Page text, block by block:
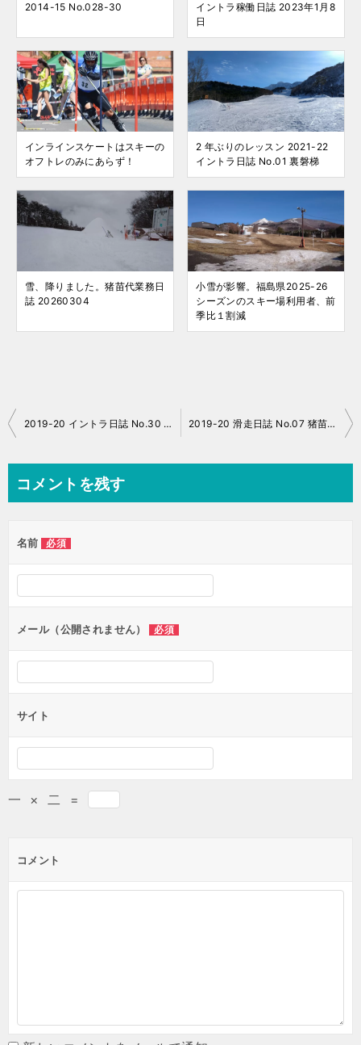
2014-15 No.028-30
イントラ稼働日誌 2023年1月8
日
インラインスケートはスキーの
オフトレのみにあらず！
2 年ぶりのレッスン 2021-22
イントラ日誌 No.01 裏磐梯
雪、降りました。猪苗代業務日
誌 20260304
小雪が影響。福島県2025-26
シーズンのスキー場利用者、前
季比１割減
投
ビ
ー
シ
ョ
ン
2019-20 イントラ日誌 No.30 猪苗代リゾート 2019-20 滑走日誌 No.07 猪苗代
コメントを残す
名前 必須
メール（公開されません） 必須
サイト
一 × 二 =
コメント